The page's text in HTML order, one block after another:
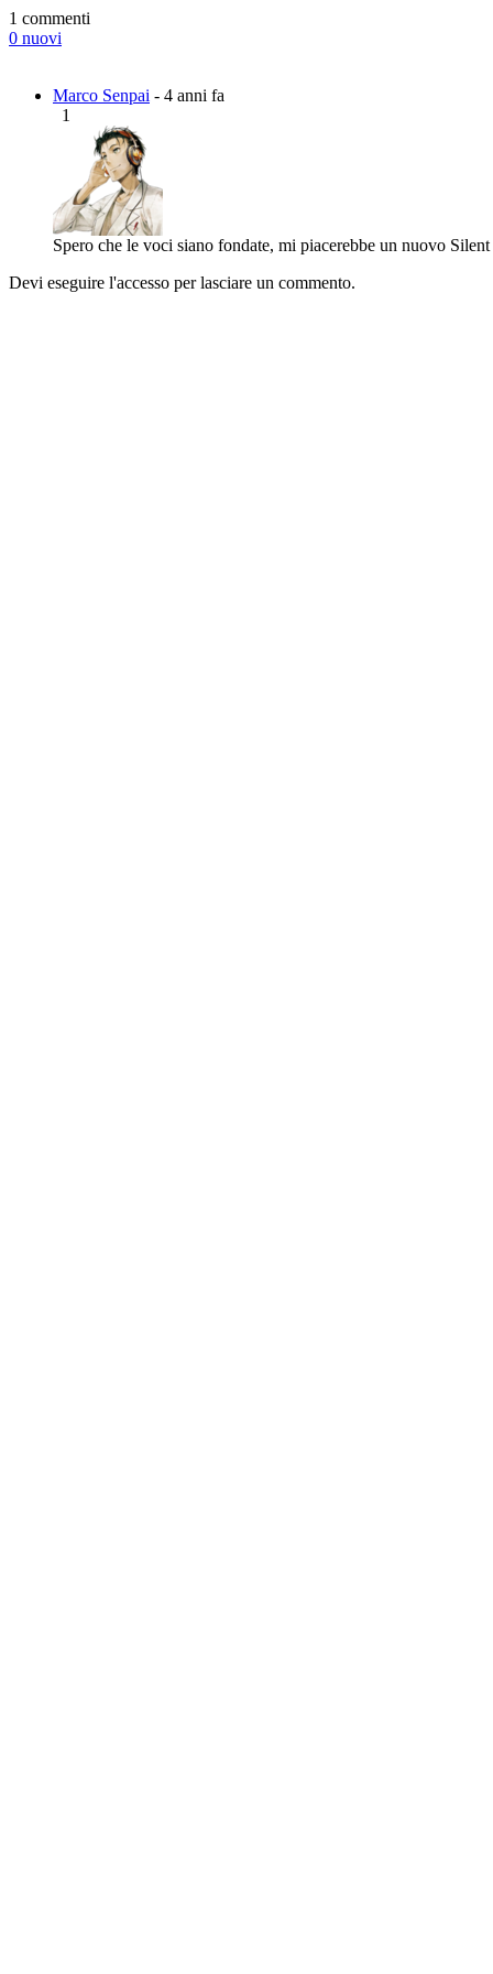
1 commenti
0 nuovi
Marco Senpai - 4 anni fa
1
Spero che le voci siano fondate, mi piacerebbe un nuovo
Devi eseguire l'accesso per lasciare un commento.